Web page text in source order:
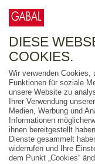
FREITEXT
AUSGABEART
AUS DER REIHE
ZUM THEMA
DIESE
COOKIES.
Wir verwenden Cookies,
Funktionen für soziale
unsere Website zu
Ihrer Verwendung
Medien, Werbung und
Informationen
ihnen bereitgestellt
Dienste gesammelt
widerrufen und Ihre
dem Punkt „Cookies“